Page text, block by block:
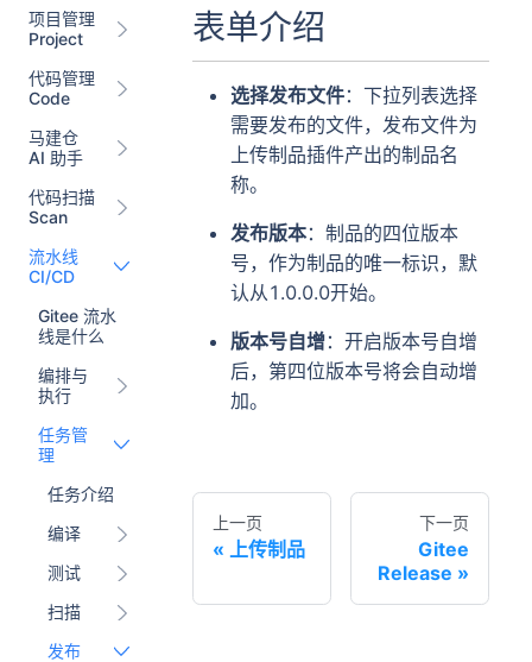
项目管理
Project
代码管理
Code
马建仓
AI 助手
代码扫描
Scan
流水线
CI/CD
Gitee 流水
线是什么
编排与
执行
任务管
理
任务介绍
编译
测试
扫描
发布
表单介绍
选择发布文件：下拉列表选择
需要发布的文件，发布文件为
上传制品插件产出的制品名
称。
发布版本：制品的四位版本
号，作为制品的唯一标识，默
认从1.0.0.0开始。
版本号自增：开启版本号自增
后，第四位版本号将会自动增
加。
上一页
上传制品
下一页
Gitee
Release